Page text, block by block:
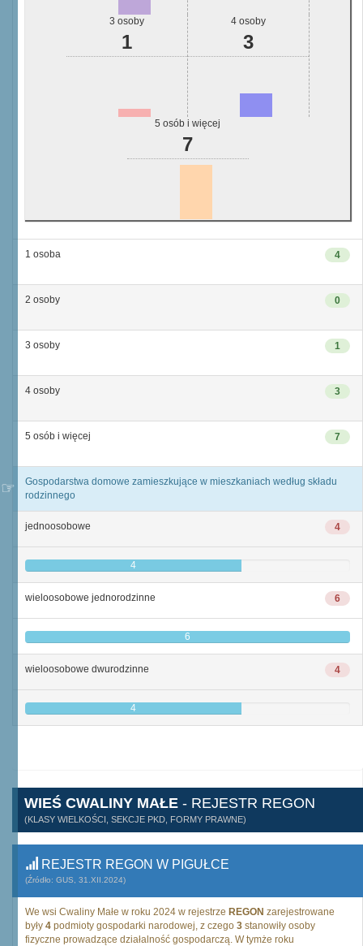
3 osoby
1
4 osoby
3
5 osób i więcej
7
4
1 osoba
0
2 osoby
1
3 osoby
3
4 osoby
7
5 osób i więcej
Gospodarstwa domowe zamieszkujące w mieszkaniach według składu
rodzinnego
4
jednoosobowe
4
6
wieloosobowe jednorodzinne
6
4
wieloosobowe dwurodzinne
4
WIEŚ CWALINY MAŁE - REJESTR REGON
(KLASY WIELKOŚCI, SEKCJE PKD, FORMY PRAWNE)
REJESTR REGON W PIGUŁCE
(Źródło: GUS, 31.XII.2024)
We wsi Cwaliny Małe w roku 2024 w rejestrze REGON zarejestrowane
były 4 podmioty gospodarki narodowej, z czego 3 stanowiły osoby
fizyczne prowadzące działalność gospodarczą. W tymże roku